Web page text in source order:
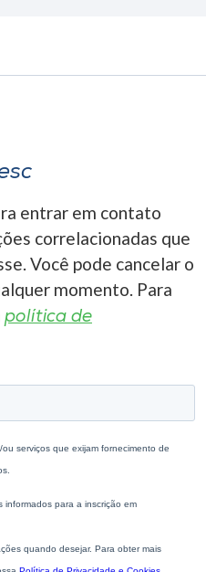
entrar em contato
correlacionadas que
Você pode cancelar o
momento. Para
política de